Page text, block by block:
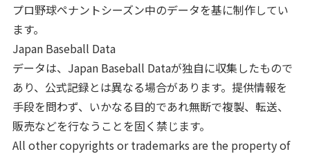
プロ野球ペナントシーズン中のデータを基に制作してい
ます。
Japan Baseball Data
データは、Japan Baseball Dataが独自に収集したもので
あり、公式記録とは異なる場合があります。提供情報を
手段を問わず、いかなる目的であれ無断で複製、転送、
販売などを行なうことを固く禁じます。
All other copyrights or trademarks are the property of